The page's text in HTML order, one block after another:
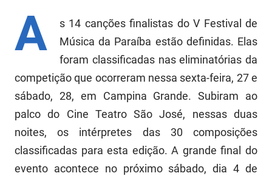
Juventude, Esporte e Lazer
Meio Ambiente e Sustentabilidade
Mulher e da Diversidade Humana
Procuradoria Geral do Estado
Fundação Casa de José Américo
FUNAD
FUNDAC
FUNESC
A
s 14 canções finalistas do V Festival de
Música da Paraíba estão definidas. Elas
foram classificadas nas eliminatórias da
competição que ocorreram nessa sexta-feira, 27 e
sábado, 28, em Campina Grande. Subiram ao
palco do Cine Teatro São José, nessas duas
noites, os intérpretes das 30 composições
classificadas para esta edição. A grande final do
evento acontece no próximo sábado, dia 4 de